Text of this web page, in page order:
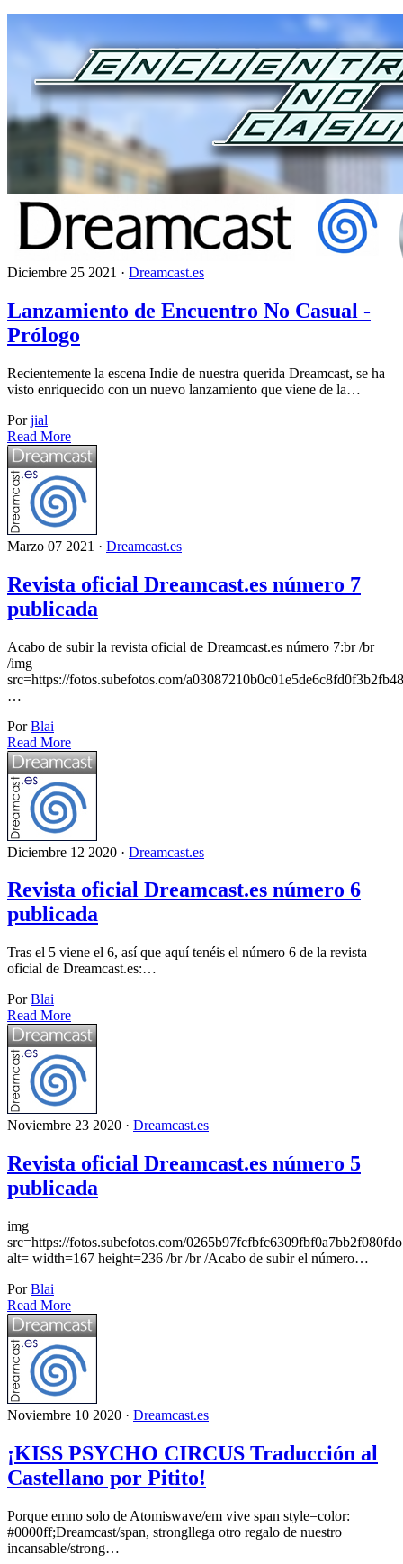
Diciembre 25 2021 · Dreamcast.es
Lanzamiento de Encuentro No Casual -
Prólogo
Recientemente la escena Indie de nuestra querida Dreamcast, se ha
visto enriquecido con un nuevo lanzamiento que viene de la…
Porjial
Read More
Marzo 07 2021 · Dreamcast.es
Revista oficial Dreamcast.es número 7
publicada
Acabo de subir la revista oficial de Dreamcast.es número 7:br /br
/img
src=https://fotos.subefotos.com/
…
PorBlai
Read More
Diciembre 12 2020 · Dreamcast.es
Revista oficial Dreamcast.es número 6
publicada
Tras el 5 viene el 6, así que aquí tenéis el número 6 de la revista
oficial de Dreamcast.es:…
PorBlai
Read More
Noviembre 23 2020 · Dreamcast.es
Revista oficial Dreamcast.es número 5
publicada
img
src=https://fotos.subefotos.com/
alt= width=167 height=236 /br /br /Acabo de subir el número…
PorBlai
Read More
Noviembre 10 2020 · Dreamcast.es
¡KISS PSYCHO CIRCUS Traducción al
Castellano por Pitito!
Porque emno solo de Atomiswave/em vive span style=color:
#0000ff;Dreamcast/span, strongllega otro regalo de nuestro
incansable/strong…